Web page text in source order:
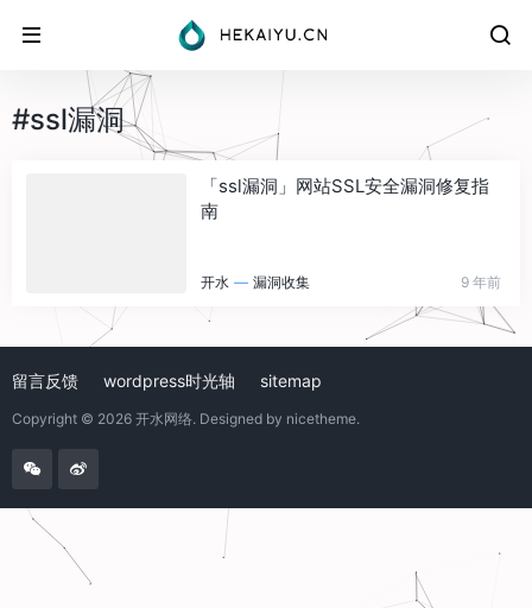
#ssl漏洞
「ssl漏洞」网站SSL安全漏洞修复指
南
开水 — 漏洞收集 9 年前
留言反馈 wordpress时光轴 sitemap
Copyright © 2026 开水网络. Designed by nicetheme.